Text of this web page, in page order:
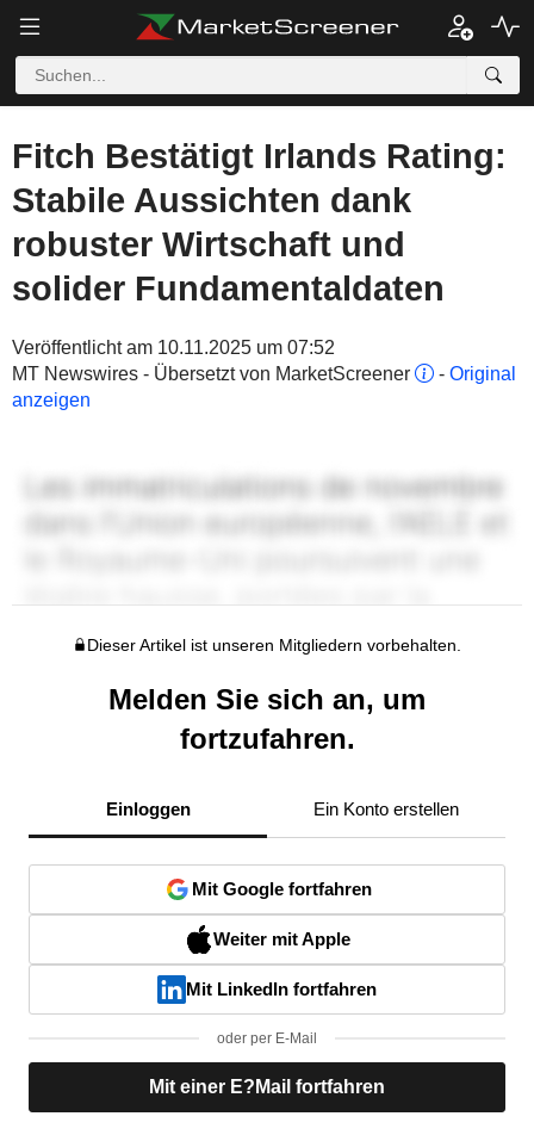
Fitch Bestätigt Irlands Rating:
Stabile Aussichten dank
robuster Wirtschaft und
solider Fundamentaldaten
Veröffentlicht am 10.11.2025 um 07:52
MT Newswires - Übersetzt von MarketScreener
- Original
anzeigen
Dieser Artikel ist unseren Mitgliedern vorbehalten.
Melden Sie sich an, um
fortzufahren.
Einloggen Ein Konto erstellen
Mit Google fortfahren
Weiter mit Apple
Mit LinkedIn fortfahren
oder per E-Mail
Mit einer E?Mail fortfahren